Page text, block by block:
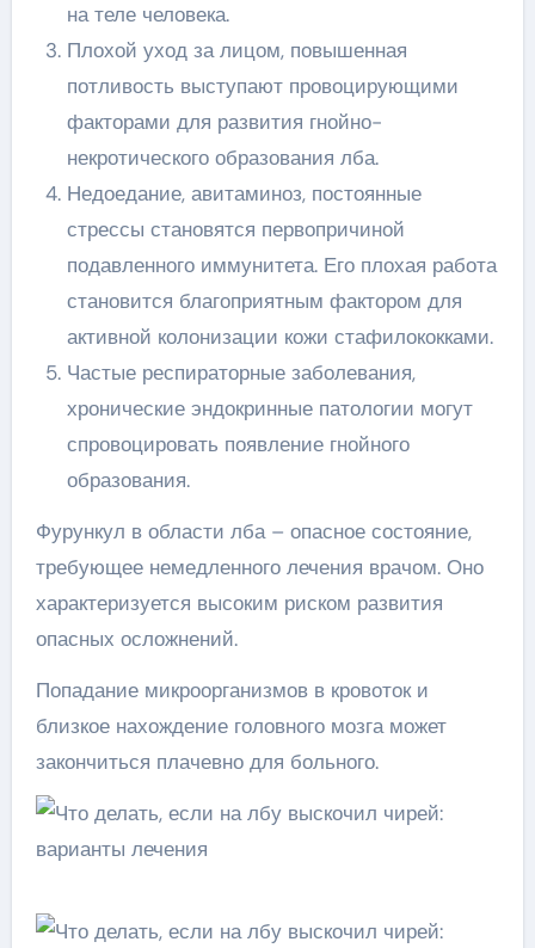
на теле человека.
Плохой уход за лицом, повышенная
потливость выступают провоцирующими
факторами для развития гнойно-
некротического образования лба.
Недоедание, авитаминоз, постоянные
стрессы становятся первопричиной
подавленного иммунитета. Его плохая работа
становится благоприятным фактором для
активной колонизации кожи стафилококками.
Частые респираторные заболевания,
хронические эндокринные патологии могут
спровоцировать появление гнойного
образования.
Фурункул в области лба – опасное состояние,
требующее немедленного лечения врачом. Оно
характеризуется высоким риском развития
опасных осложнений.
Попадание микроорганизмов в кровоток и
близкое нахождение головного мозга может
закончиться плачевно для больного.